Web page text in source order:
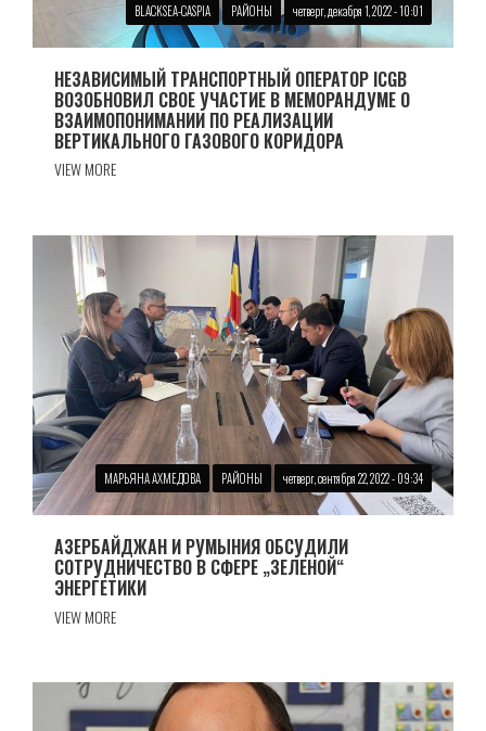
BLACKSEA-CASPIA РАЙОНЫ четверг, декабря 1, 2022 - 10:01
НЕЗАВИСИМЫЙ ТРАНСПОРТНЫЙ ОПЕРАТОР ICGB
ВОЗОБНОВИЛ СВОЕ УЧАСТИЕ В МЕМОРАНДУМЕ О
ВЗАИМОПОНИМАНИИ ПО РЕАЛИЗАЦИИ
ВЕРТИКАЛЬНОГО ГАЗОВОГО КОРИДОРА
VIEW MORE
МАРЬЯНА АХМЕДОВА РАЙОНЫ четверг, сентября 22, 2022 - 09:34
АЗЕРБАЙДЖАН И РУМЫНИЯ ОБСУДИЛИ
СОТРУДНИЧЕСТВО В СФЕРЕ „ЗЕЛЕНОЙ“
ЭНЕРГЕТИКИ
VIEW MORE